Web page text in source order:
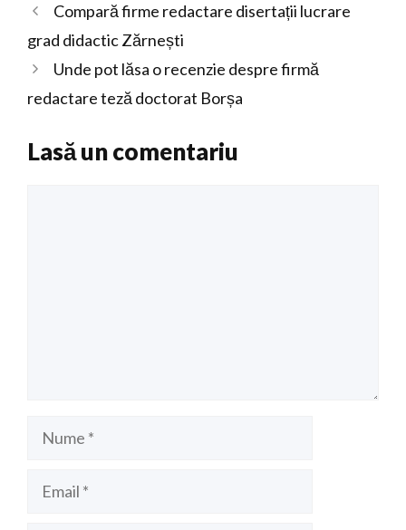
Compară firme redactare disertații lucrare
grad didactic Zărnești
Unde pot lăsa o recenzie despre firmă
redactare teză doctorat Borșa
Lasă un comentariu